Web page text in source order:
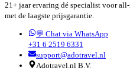
21+ jaar ervaring dé specialist voor
met de laagste prijsgarantie.
💬 Chat via WhatsApp
+31 6 2519 6331
support@adotravel.nl
Adotravel.nl B.V.